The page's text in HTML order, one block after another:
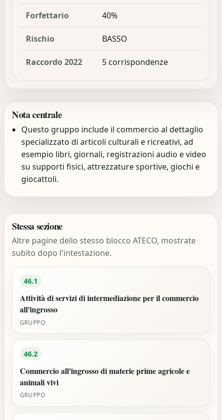
Forfettario 40%
Rischio BASSO
Raccordo 2022 5 corrispondenze
Nota centrale
Questo gruppo include il commercio al dettaglio
specializzato di articoli culturali e ricreativi, ad
esempio libri, giornali, registrazioni audio e video
su supporti fisici, attrezzature sportive, giochi e
giocattoli.
Stessa sezione
Altre pagine dello stesso blocco ATECO, mostrate
subito dopo l'intestazione.
46.1
Attività di servizi di intermediazione per il commercio
all'ingrosso
GRUPPO
46.2
Commercio all'ingrosso di materie prime agricole e
animali vivi
GRUPPO